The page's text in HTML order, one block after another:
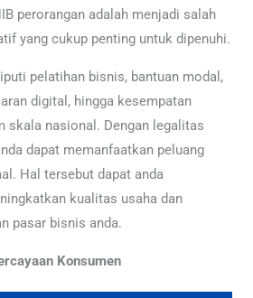
perorangan adalah menjadi salah
yang cukup penting untuk dipenuhi.
pelatihan bisnis, bantuan modal,
digital, hingga kesempatan
skala nasional. Dengan legalitas
dapat memanfaatkan peluang
Hal tersebut dapat anda
kualitas usaha dan
pasar bisnis anda.
Konsumen